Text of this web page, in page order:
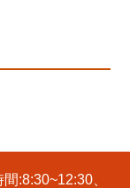
間:8:30~12:30、